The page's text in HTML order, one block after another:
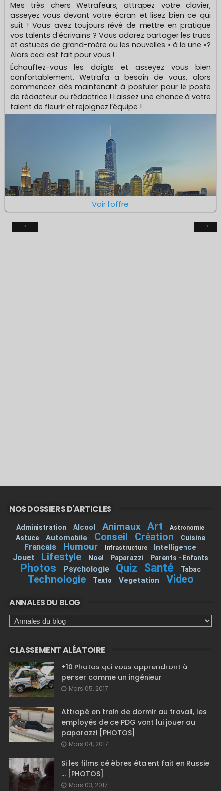
Mes très chers Wetrafeurs, attrapez votre clavier,
asseyez vous devant votre écran et lisez bien ce qui
suit ! Vous avez toujours rêvé de mettre en pratique
vos talents d’écrivains ? Vous adorez partager les trucs
et astuces de grand-mère ou les nouvelles « à la une »?
Alors ceci est fait pour vous !
Échauffez-vous les doigts et asseyez vous bien
confortablement. Wetrafa a besoin de vous, alors
commencez dès maintenant à postuler pour le poste
de rédacteur ou rédactrice ! Laissez une chance à votre
talent de fleurir et rejoignez l’équipe !
Voir l'offre
‹ ›
NOS DOSSIERS D'ARTICLES
Administration Alcool Animaux Art Astronomie
Astuce Automobile Conseil Création Cuisine
Francais Humour Infrastructure Intelligence
Jouet Lifestyle Noel Paparazzi Parents - Enfants
Photos Psychologie Quiz Santé Tabac
Technologie Texto Vegetation Video
ANNALES DU BLOG
CLASSEMENT ALÉATOIRE
+10 Photos qui vous apprendront à
penser comme un ingénieur
Mars 05, 2017
Attrapé en train de dormir au travail, les
employés de ce PDG vont lui jouer au
paparazzi [PHOTOS]
Mars 04, 2017
Si les films célèbres étaient fait en Russie
... [PHOTOS]
Mars 03, 2017